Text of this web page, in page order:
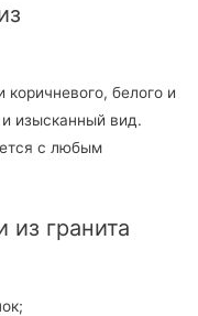
белого и
и изысканный вид.
с любым
из гранита